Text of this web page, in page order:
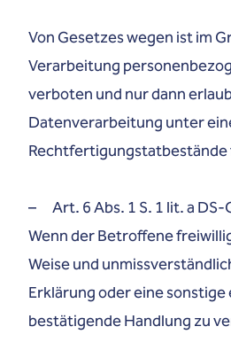
Von Gesetzes wegen ist im
Verarbeitung
verboten und nur dann
Datenverarbeitung unter
Rechtfertigungstatbestände
– Art. 6 Abs. 1 S. 1 lit. a DS-
Wenn der Betroffene
Weise und
Erklärung oder eine
bestätigende Handlung zu